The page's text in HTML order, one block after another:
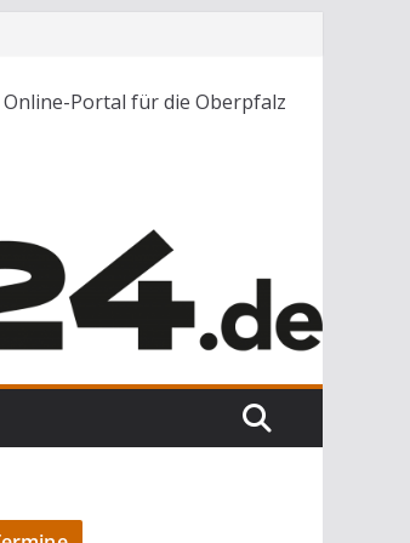
Online-Portal für die Oberpfalz